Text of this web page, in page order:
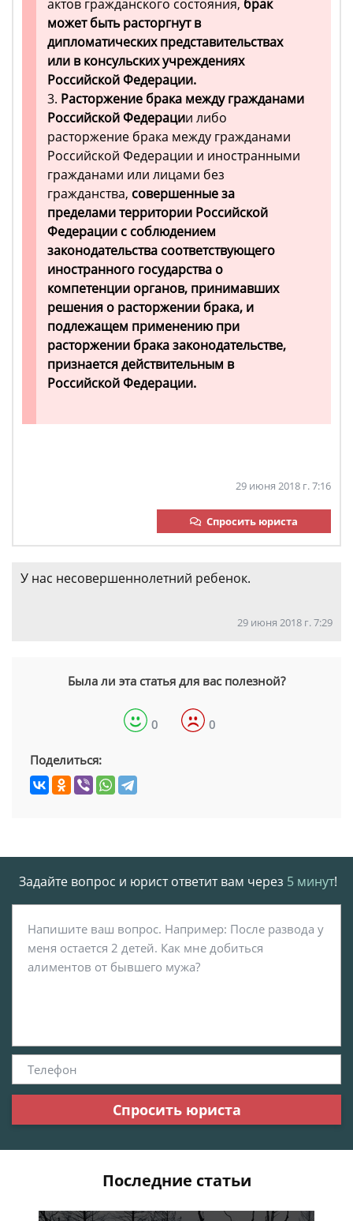
актов гражданского состояния, брак
может быть расторгнут в
дипломатических представительствах
или в консульских учреждениях
Российской Федерации.
3. Расторжение брака между гражданами
Российской Федерации либо
расторжение брака между гражданами
Российской Федерации и иностранными
гражданами или лицами без
гражданства, совершенные за
пределами территории Российской
Федерации с соблюдением
законодательства соответствующего
иностранного государства о
компетенции органов, принимавших
решения о расторжении брака, и
подлежащем применению при
расторжении брака законодательстве,
признается действительным в
Российской Федерации.
29 июня 2018 г. 7:16
Спросить юриста
У нас несовершеннолетний ребенок.
29 июня 2018 г. 7:29
Была ли эта статья для вас полезной?
0 0
Поделиться:
Задайте вопрос и юрист ответит вам через 5 минут!
Спросить юриста
Последние статьи